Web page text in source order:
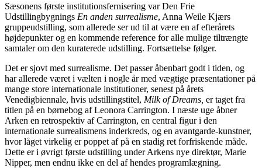
Sæsonens første institutionsfernisering var Den Frie
Udstillingbygnings En anden surrealisme, Anna Weile Kjærs
gruppeudstilling, som allerede ser ud til at være en af efterårets
højdepunkter og en kommende reference for alle mulige tiltrængte
samtaler om den kuraterede udstilling. Fortsættelse følger.
Det er sjovt med surrealisme. Det passer åbenbart godt i tiden, og
har allerede været i vælten i nogle år med vægtige præsentationer på
mange store internationale institutioner, senest på årets
Venedigbiennale, hvis udstillingstitel, Milk of Dreams, er taget fra
titlen på en børnebog af Leonora Carrington. I næste uge åbner
Arken en retrospektiv af Carrington, en central figur i den
internationale surrealismens inderkreds, og en avantgarde-kunstner,
hvor låget virkelig er poppet af på en stadig ret forfriskende måde.
Dette er i øvrigt første udstilling under Arkens nye direktør, Marie
Nipper, men endnu ikke en del af hendes programlægning.